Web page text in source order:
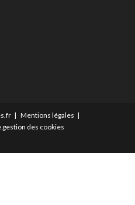
Mentions légales
des cookies